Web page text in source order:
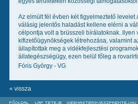
Az elmúlt fél évben két figyelmeztető
válásig jelentős haladást kellene elérni a
célpontja volt a brüsszeli bírálatoknak.
kifizetőügynökségek létrehozása, valamint
állapítottak meg a vidékfejlesztési
állategészségügy, ezen belül főleg a
Fóris György - VG
« vissza